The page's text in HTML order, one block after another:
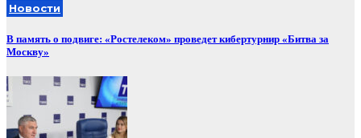
Новости
В память о подвиге: «Ростелеком» проведет кибертурнир «Битва за
Москву»